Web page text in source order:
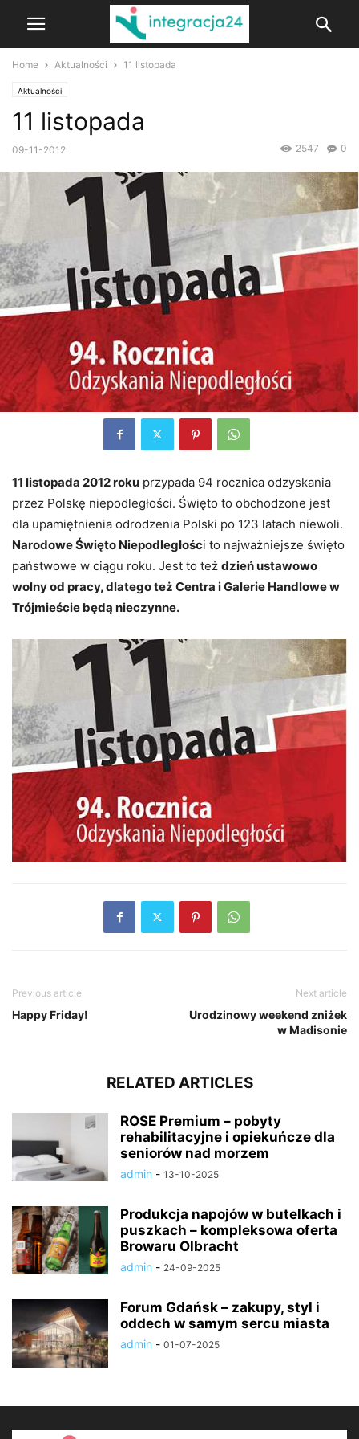
Home Aktualności 11 listopada
Aktualności
11 listopada
09-11-2012 0
2547
11 listopada 2012 roku przypada 94 rocznica odzyskania
przez Polskę niepodległości. Święto to obchodzone jest
dla upamiętnienia odrodzenia Polski po 123 latach niewoli.
Narodowe Święto Niepodległości to najważniejsze święto
państwowe w ciągu roku. Jest to też dzień ustawowo
wolny od pracy, dlatego też Centra i Galerie Handlowe w
Trójmieście będą nieczynne.
Previous article
Happy Friday!
Next article
Urodzinowy weekend zniżek
w Madisonie
RELATED ARTICLES
ROSE Premium – pobyty
rehabilitacyjne i opiekuńcze dla
seniorów nad morzem
admin - 13-10-2025
Produkcja napojów w butelkach i
puszkach – kompleksowa oferta
Browaru Olbracht
admin - 24-09-2025
Forum Gdańsk – zakupy, styl i
oddech w samym sercu miasta
admin - 01-07-2025